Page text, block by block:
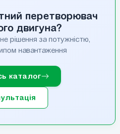
перетворювач
двигуна?
рішення за потужністю,
навантаження
каталог